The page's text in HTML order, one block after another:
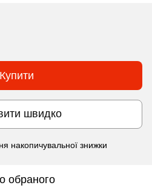
Купити
швидко
накопичувальної знижки
обраного